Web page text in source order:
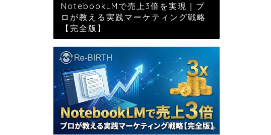
NotebookLMで売上3倍を実現｜プ
ロが教える実践マーケティング戦略
【完全版】